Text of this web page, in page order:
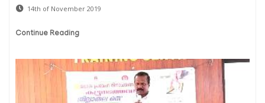
14th of November 2019
Continue Reading